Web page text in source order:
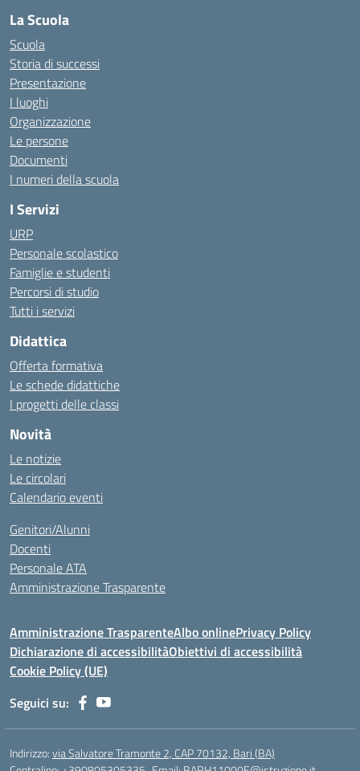
La Scuola
Scuola
Storia di successi
Presentazione
I luoghi
Organizzazione
Le persone
Documenti
I numeri della scuola
I Servizi
URP
Personale scolastico
Famiglie e studenti
Percorsi di studio
Tutti i servizi
Didattica
Offerta formativa
Le schede didattiche
I progetti delle classi
Novità
Le notizie
Le circolari
Calendario eventi
Genitori/Alunni
Docenti
Personale ATA
Amministrazione Trasparente
Amministrazione TrasparenteAlbo onlinePrivacy Policy
Dichiarazione di accessibilitàObiettivi di accessibilità
Cookie Policy (UE)
Seguici su:
Indirizzo:via Salvatore Tramonte 2, CAP 70132, Bari (BA)